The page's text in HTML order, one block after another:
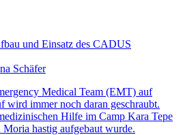
und Einsatz des CADUS
Schäfer
Medical Team (EMT) auf
immer noch daran geschraubt.
Hilfe im Camp Kara Tepe
hastig aufgebaut wurde.